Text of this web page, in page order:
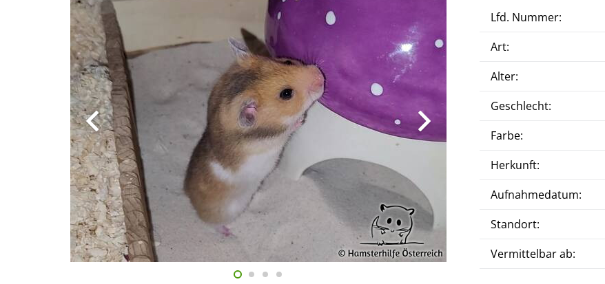
Lfd. Nummer:
Art:
Alter:
Geschlecht:
Farbe:
Herkunft:
Aufnahmedatum:
Standort:
Vermittelbar ab: